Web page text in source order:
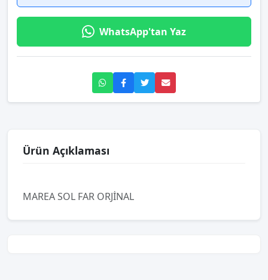
WhatsApp'tan Yaz
Ürün Açıklaması
MAREA SOL FAR ORJİNAL